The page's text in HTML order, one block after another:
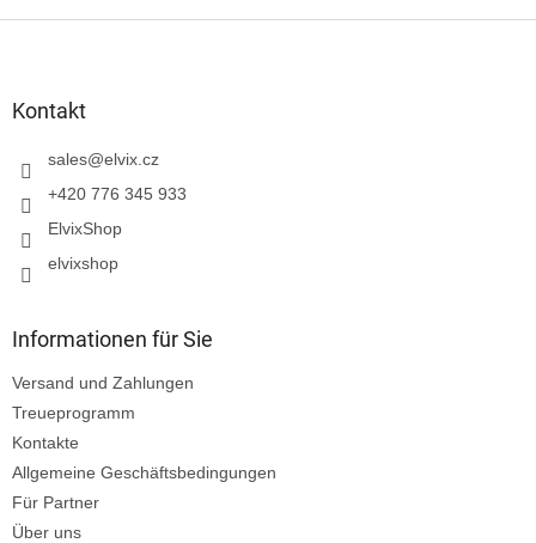
Kontakt
sales@elvix.cz
+420 776 345 933
ElvixShop
elvixshop
Informationen für Sie
Versand und Zahlungen
Treueprogramm
Kontakte
Allgemeine Geschäftsbedingungen
Für Partner
Über uns